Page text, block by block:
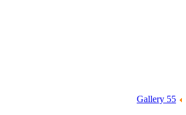
Gallery 55